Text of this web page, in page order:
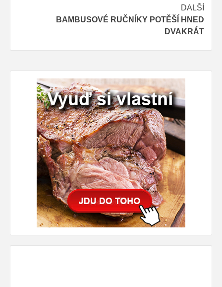
DALŠÍ
BAMBUSOVÉ RUČNÍKY POTĚŠÍ HNED
DVAKRÁT